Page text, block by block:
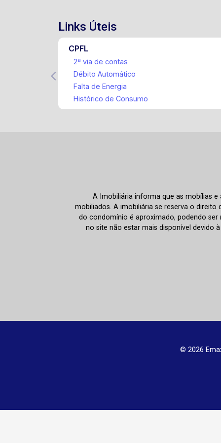
Links Úteis
CPFL
2ª via de contas
Débito Automático
Falta de Energia
Histórico de Consumo
A Imobiliária informa que as mobílias
mobiliados. A imobiliária se reserva o
do condomínio é aproximado, podendo
no site não estar mais disponível devido
© 2026